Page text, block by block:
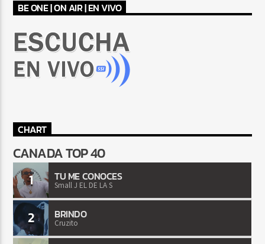
BE ONE | ON AIR | EN VIVO
CHART
CANADA TOP 40
1 TU ME CONOCES
Small J EL DE LA S
2 BRINDO
Cruzito